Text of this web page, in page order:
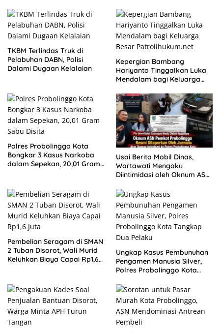
KELUARGA KORBAN
MENGAMUK DI PN MALANG
TKBM Terlindas Truk di
Pelabuhan DABN, Polisi
Dalami Dugaan Kelalaian
Kepergian Bambang
Hariyanto Tinggalkan Luka
Mendalam bagi Keluarga
Polres Probolinggo Kota
Bongkar 3 Kasus Narkoba
dalam Sepekan, 20,01 Gram
Usai Berita Mobil Dinas,
Wartawati Mengaku
Diintimidasi oleh Oknum ASN
Tempuh Jalur Hukum
Pembelian Seragam di SMAN
2 Tuban Disorot, Wali Murid
Keluhkan Biaya Capai Rp1,6
Ungkap Kasus Pembunuhan
Pengamen Manusia Silver,
Polres Probolinggo Kota